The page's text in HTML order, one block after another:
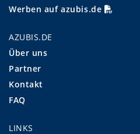
Werben auf azubis.de
AZUBIS.DE
Über uns
Partner
Kontakt
FAQ
LINKS